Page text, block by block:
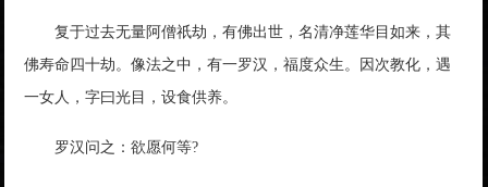
复于过去无量阿僧祇劫，有佛出世，名清净莲华目如来，其
佛寿命四十劫。像法之中，有一罗汉，福度众生。因次教化，遇
一女人，字曰光目，设食供养。
罗汉问之：欲愿何等?